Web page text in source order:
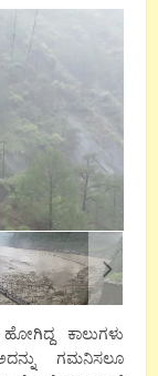
ಕಾಲುಗಳು
ಗಮನಿಸಲೂ